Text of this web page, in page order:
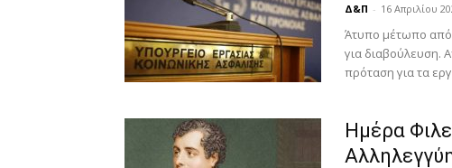
Δ&Π - 16 Απριλίου
Άτυπο μέτωπο από
για διαβούλευση.
πρόταση για τα
Ημέρα